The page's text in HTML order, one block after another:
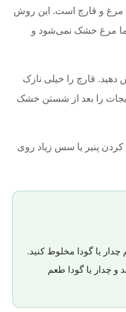
مرغ و قارچ است. این روش
اما مرغ خشک نمی‌شود و
دهید. قارچ را خیلی نازک
را بعد از شستن خشک
کردن پنیر یا سس زیاد روی
چدار یا گودا مخلوط کنید.
و چدار یا گودا طعم